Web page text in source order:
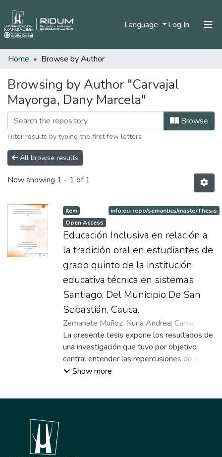
Language Log In (current)
Communities & Collections
Home Browse by Author
Browsing by Author "Carvajal
Mayorga, Dany Marcela"
Browse
Filter results by typing the first few letters
All browse results
Now showing 1 - 1 of 1
Item
Open Access
info:eu-repo/semantics/masterThesis
Educación Inclusiva en relación a
la tradición oral en estudiantes de
grado quinto de la institución
educativa técnica en sistemas
Santiago, Del Municipio De San
Sebastián, Cauca.
Zemanate Muñoz, Nuria Andrea; Carvajal
Mayorga, Dany Marcela;Imbachí Hoyos,
Mónica Cristina;Rodríguez Castellanos,
Wilman Antonio;Asesor
La presente tesis expone los resultados de
una investigación que tuvo por objetivo
central entender las repercusiones de la
tradición oral en los procesos de educación
Show more